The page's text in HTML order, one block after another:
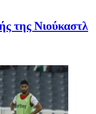
της Νιούκαστλ